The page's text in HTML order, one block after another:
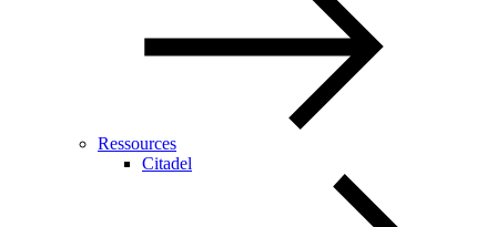
Ressources
Citadel